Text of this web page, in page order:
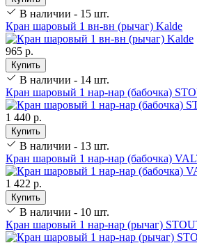
В наличии - 15 шт.
Кран шаровый 1 вн-вн (рычаг) Kalde
965 р.
Купить
В наличии - 14 шт.
Кран шаровый 1 нар-нар (бабочка)
1 440 р.
Купить
В наличии - 13 шт.
Кран шаровый 1 нар-нар (бабочка)
1 422 р.
Купить
В наличии - 10 шт.
Кран шаровый 1 нар-нар (рычаг)